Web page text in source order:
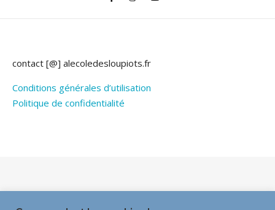
contact [@] alecoledesloupiots.fr
Conditions générales d’utilisation
Politique de confidentialité